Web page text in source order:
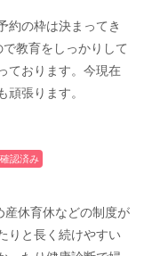
約の枠は決まってき
教育をしっかりして
ております。今現在
張ります。
認済み
産休育休などの制度が
りと長く続けやすい